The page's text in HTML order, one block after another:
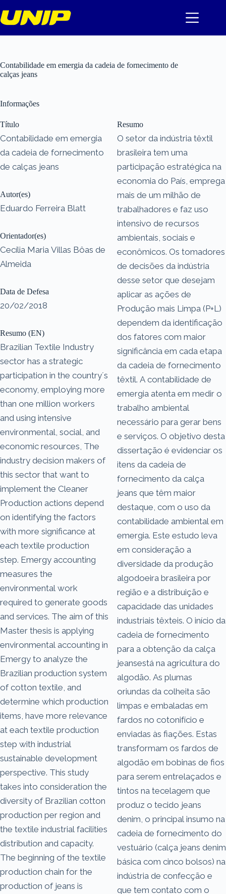
para
o
Contabilidade em emergia da cadeia de fornecimento de
calças jeans
Informações
Título
Contabilidade em emergia
da cadeia de fornecimento
de calças jeans
Autor(es)
Eduardo Ferreira Blatt
Orientador(es)
Cecília Maria Villas Bôas de
Almeida
Data de Defesa
20/02/2018
Resumo (EN)
Brazilian Textile Industry
sector has a strategic
participation in the country´s
economy, employing more
than one million workers
and using intensive
environmental, social, and
economic resources, The
industry decision makers of
this sector that want to
implement the Cleaner
Production actions depend
on identifying the factors
with more significance at
each textile production
step. Emergy accounting
measures the
environmental work
required to generate goods
and services. The aim of this
Master thesis is applying
environmental accounting in
Emergy to analyze the
Brazilian production system
of cotton textile, and
determine which production
items, have more relevance
at each textile production
step with industrial
sustainable development
perspective. This study
takes into consideration the
diversity of Brazilian cotton
production per region and
the textile industrial facilities
distribution and capacity.
The beginning of the textile
production chain for the
production of jeans is
Resumo
O setor da indústria têxtil
brasileira tem uma
participação estratégica na
economia do País, emprega
mais de um milhão de
trabalhadores e faz uso
intensivo de recursos
ambientais, sociais e
econômicos. Os tomadores
de decisões da indústria
desse setor que desejam
aplicar as ações de
Produção mais Limpa (P+L)
dependem da identificação
dos fatores com maior
significância em cada etapa
da cadeia de fornecimento
têxtil. A contabilidade de
emergia atenta em medir o
trabalho ambiental
necessário para gerar bens
e serviços. O objetivo desta
dissertação é evidenciar os
itens da cadeia de
fornecimento da calça
jeans que têm maior
destaque, com o uso da
contabilidade ambiental em
emergia. Este estudo leva
em consideração a
diversidade da produção
algodoeira brasileira por
região e a distribuição e
capacidade das unidades
industriais têxteis. O início da
cadeia de fornecimento
para a obtenção da calça
jeansestá na agricultura do
algodão. As plumas
oriundas da colheita são
limpas e embaladas em
fardos no cotonifício e
enviadas às fiações. Estas
transformam os fardos de
algodão em bobinas de fios
para serem entrelaçados e
tintos na tecelagem que
produz o tecido jeans
denim, o principal insumo na
cadeia de fornecimento do
vestuário (calça jeans denim
básica com cinco bolsos) na
indústria de confecção e
que tem contato com o